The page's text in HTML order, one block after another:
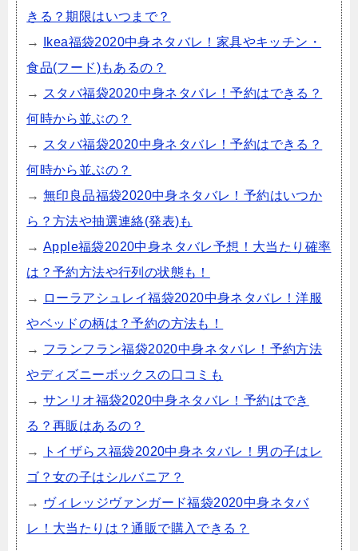
きる？期限はいつまで？
→
Ikea福袋2020中身ネタバレ！家具やキッチン・
食品(フード)もあるの？
→ スタバ福袋2020中身ネタバレ！予約はできる？
何時から並ぶの？
→ スタバ福袋2020中身ネタバレ！予約はできる？
何時から並ぶの？
→無印良品福袋2020中身ネタバレ！予約はいつか
ら？方法や抽選連絡(発表)も
→Apple福袋2020中身ネタバレ予想！大当たり確率
は？予約方法や行列の状態も！
→
ローラアシュレイ福袋2020中身ネタバレ！洋服
やベッドの柄は？予約の方法も！
→ フランフラン福袋2020中身ネタバレ！予約方法
やディズニーボックスの口コミも
→サンリオ福袋2020中身ネタバレ！予約はでき
る？再販はあるの？
→
トイザらス福袋2020中身ネタバレ！男の子はレ
ゴ？女の子はシルバニア？
→ ヴィレッジヴァンガード福袋2020中身ネタバ
レ！大当たりは？通販で購入できる？